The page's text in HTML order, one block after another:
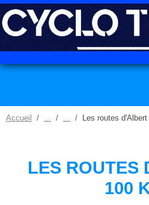
Accueil Les routes
LES ROUTES
100